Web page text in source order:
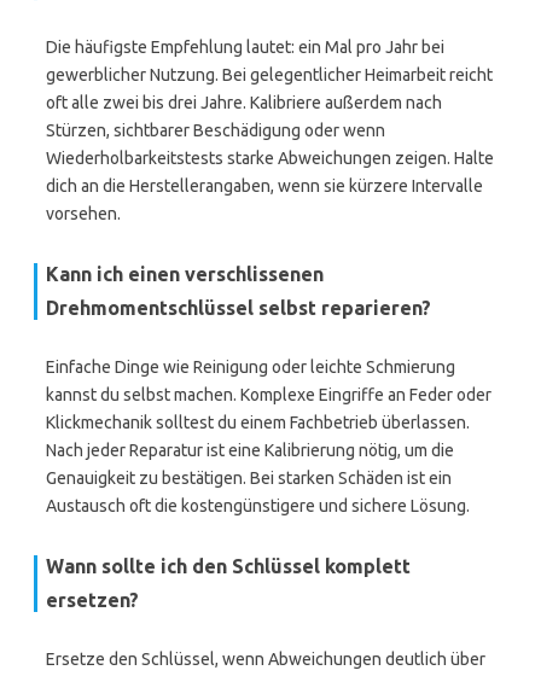
Die häufigste Empfehlung lautet: ein Mal pro Jahr bei
gewerblicher Nutzung. Bei gelegentlicher Heimarbeit reicht
oft alle zwei bis drei Jahre. Kalibriere außerdem nach
Stürzen, sichtbarer Beschädigung oder wenn
Wiederholbarkeitstests starke Abweichungen zeigen. Halte
dich an die Herstellerangaben, wenn sie kürzere Intervalle
vorsehen.
Kann ich einen verschlissenen
Drehmomentschlüssel selbst reparieren?
Einfache Dinge wie Reinigung oder leichte Schmierung
kannst du selbst machen. Komplexe Eingriffe an Feder oder
Klickmechanik solltest du einem Fachbetrieb überlassen.
Nach jeder Reparatur ist eine Kalibrierung nötig, um die
Genauigkeit zu bestätigen. Bei starken Schäden ist ein
Austausch oft die kostengünstigere und sichere Lösung.
Wann sollte ich den Schlüssel komplett
ersetzen?
Ersetze den Schlüssel, wenn Abweichungen deutlich über